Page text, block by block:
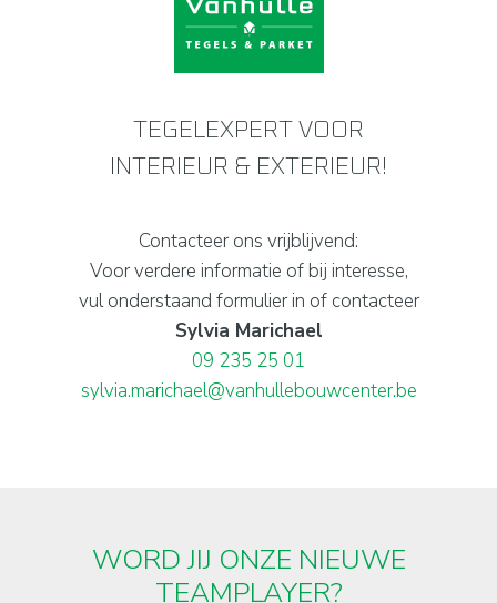
TEGELEXPERT VOOR
INTERIEUR & EXTERIEUR!
Contacteer ons vrijblijvend:
Voor verdere informatie of bij interesse,
vul onderstaand formulier in of contacteer
Sylvia Marichael
09 235 25 01
sylvia.marichael@vanhullebouwcenter.be
WORD JIJ ONZE NIEUWE
TEAMPLAYER?